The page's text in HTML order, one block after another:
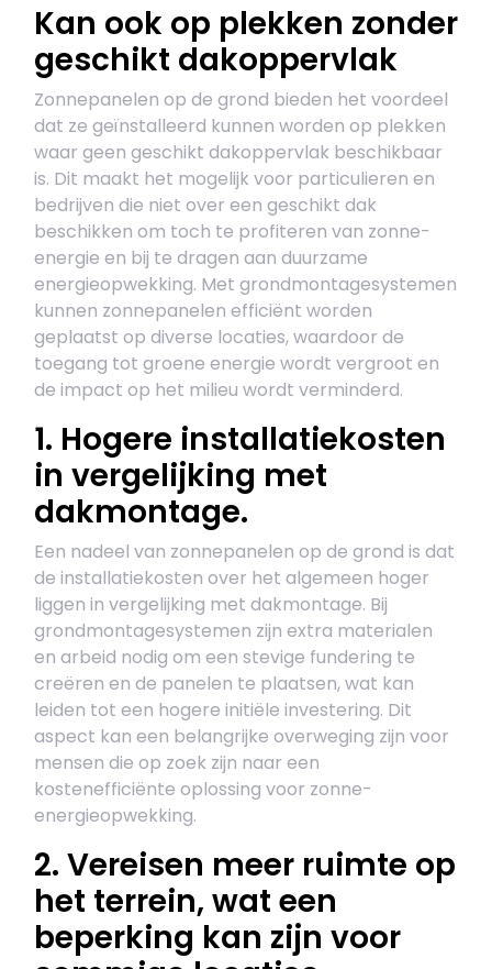
Kan ook op plekken zonder
geschikt dakoppervlak
Zonnepanelen op de grond bieden het voordeel
dat ze geïnstalleerd kunnen worden op plekken
waar geen geschikt dakoppervlak beschikbaar
is. Dit maakt het mogelijk voor particulieren en
bedrijven die niet over een geschikt dak
beschikken om toch te profiteren van zonne-
energie en bij te dragen aan duurzame
energieopwekking. Met grondmontagesystemen
kunnen zonnepanelen efficiënt worden
geplaatst op diverse locaties, waardoor de
toegang tot groene energie wordt vergroot en
de impact op het milieu wordt verminderd.
1. Hogere installatiekosten
in vergelijking met
dakmontage.
Een nadeel van zonnepanelen op de grond is dat
de installatiekosten over het algemeen hoger
liggen in vergelijking met dakmontage. Bij
grondmontagesystemen zijn extra materialen
en arbeid nodig om een stevige fundering te
creëren en de panelen te plaatsen, wat kan
leiden tot een hogere initiële investering. Dit
aspect kan een belangrijke overweging zijn voor
mensen die op zoek zijn naar een
kostenefficiënte oplossing voor zonne-
energieopwekking.
2. Vereisen meer ruimte op
het terrein, wat een
beperking kan zijn voor